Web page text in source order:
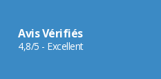
Avis Vérifiés
4,8/5 - Excellent